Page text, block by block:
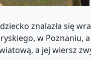
znalazła się
w Poznaniu,
a jej wiersz